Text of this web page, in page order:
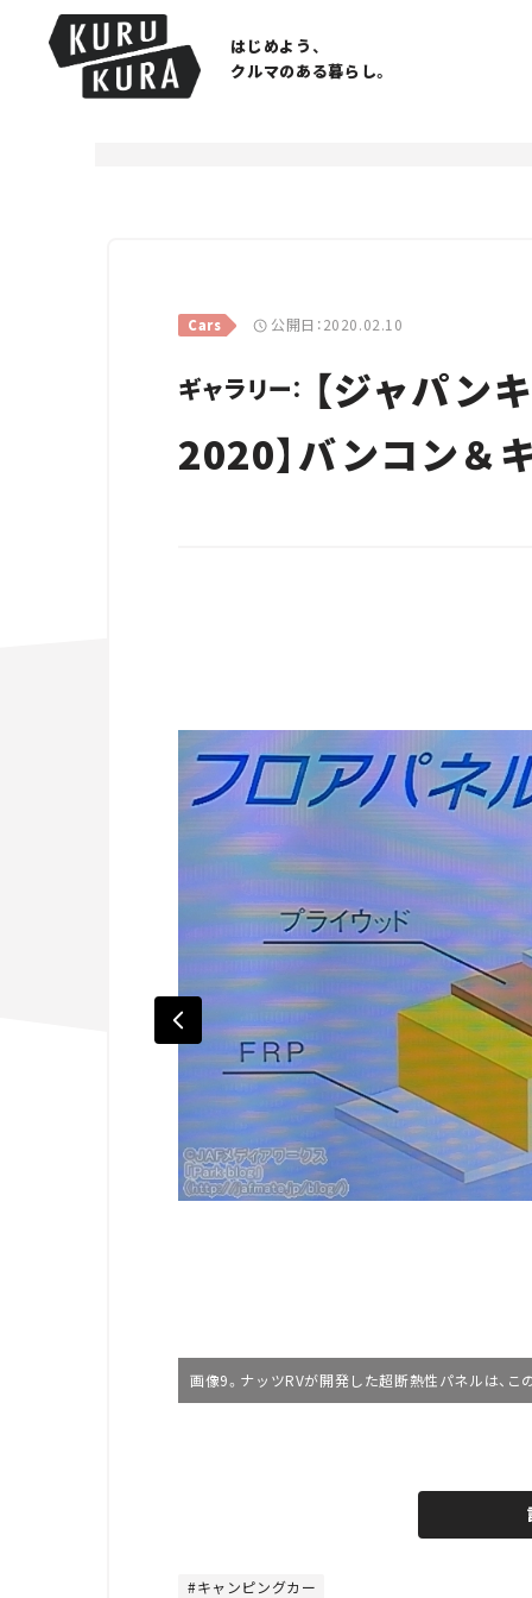
はじめよう、
クルマのある暮らし。
Cars 公開日：2020.02.10
ギャラリー： 【ジャパン
2020】バンコン＆
画像9。ナッツRVが開発した超断熱性パネルは、こ
4
キャンピングカー